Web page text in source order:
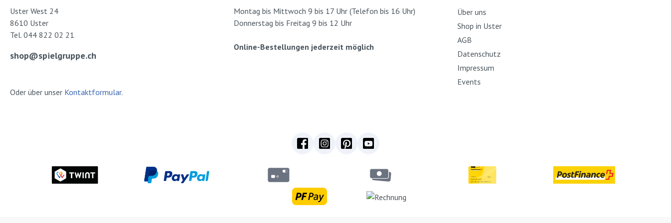
Spielbedürfnisses von
Kindern in den Alltag, in
den öffentlichen Raum, in
den Ganztag erreicht
werden? Das sind die
Autor: Christiane Richard-
Uster West 24
8610 Uster
Tel. 044 822 02 21
shop@spielgruppe.ch
Oder über unser Kontaktformular.
Montag bis Mittwoch 9 bis 17 Uhr (Telefon bis 16 Uhr)
Donnerstag bis Freitag 9 bis 12 Uhr
Online-Bestellungen jederzeit möglich
Über uns
Shop in Uster
AGB
Datenschutz
Impressum
Events